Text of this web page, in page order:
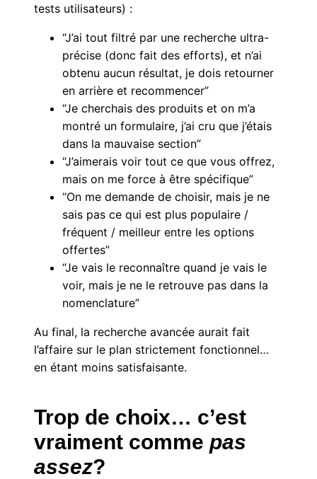
tests utilisateurs) :
“J’ai tout filtré par une recherche ultra-
précise (donc fait des efforts), et n’ai
obtenu aucun résultat, je dois retourner
en arrière et recommencer”
“Je cherchais des produits et on m’a
montré un formulaire, j’ai cru que j’étais
dans la mauvaise section”
“J’aimerais voir tout ce que vous offrez,
mais on me force à être spécifique”
“On me demande de choisir, mais je ne
sais pas ce qui est plus populaire /
fréquent / meilleur entre les options
offertes”
“Je vais le reconnaître quand je vais le
voir, mais je ne le retrouve pas dans la
nomenclature”
Au final, la recherche avancée aurait fait
l’affaire sur le plan strictement fonctionnel…
en étant moins satisfaisante.
Trop de choix… c’est
vraiment comme pas
assez?